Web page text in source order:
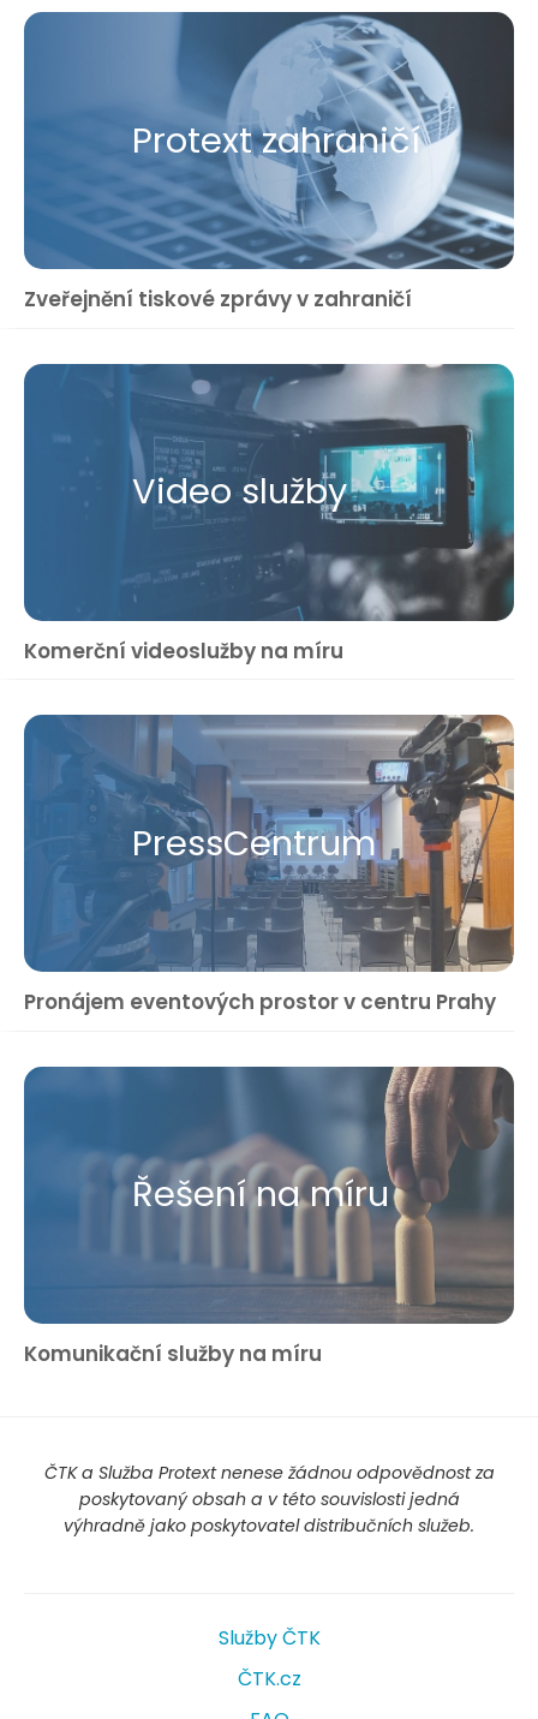
Protext zahraničí
Zveřejnění tiskové zprávy v zahraničí
Video služby
Komerční videoslužby na míru
Press​Centrum
Pronájem eventových prostor v centru Prahy
Řešení na míru
Komunikační služby na míru
ČTK a Služba Protext nenese žádnou odpovědnost za
poskytovaný obsah a v této souvislosti jedná
výhradně jako poskytovatel distribučních služeb.
Služby ČTK
ČTK.cz